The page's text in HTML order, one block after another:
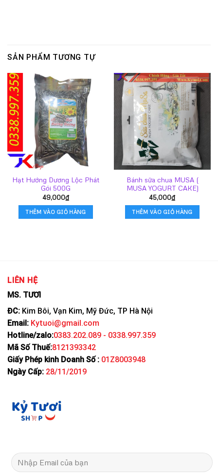
SẢN PHẨM TƯƠNG TỰ
Hạt Hướng Dương Lộc Phát
Gói 500G
49,000₫
THÊM VÀO GIỎ HÀNG
Bánh sữa chua MUSA (
MUSA YOGURT CAKE)
45,000₫
THÊM VÀO GIỎ HÀNG
LIÊN HỆ
MS. TƯƠI
ĐC: Kim Bôi, Vạn Kim, Mỹ Đức, TP Hà Nội
Email: Kytuoi@gmail.com
Hotline/zalo:0383.202.089 - 0338.997.359
Mã Số Thuế:8121393342
Giấy Phép kinh Doanh Số : 01Z8003948
Ngày Cấp: 28/11/2019